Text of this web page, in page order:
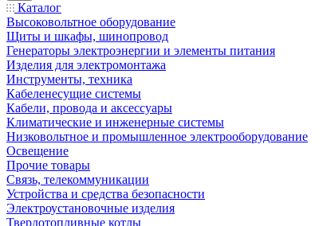
Каталог
Высоковольтное оборудование
Щиты и шкафы, шинопровод
Генераторы электроэнергии и элементы питания
Изделия для электромонтажа
Инструменты, техника
Кабеленесущие системы
Кабели, провода и аксессуары
Климатические и инженерные системы
Низковольтное и промышленное электрооборудование
Освещение
Прочие товары
Связь, телекоммуникации
Устройства и средства безопасности
Электроустановочные изделия
Твердотопливные котлы